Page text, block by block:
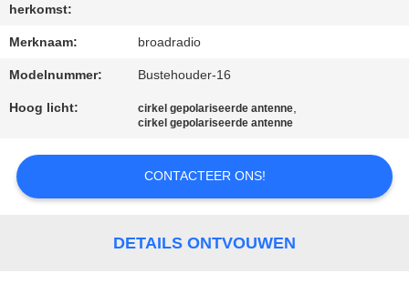
ONS
ALLE
GEVALLEN
herkomst:
Merknaam: broadradio
Modelnummer: Bustehouder-16
Hoog licht: cirkel gepolariseerde antenne,
cirkel gepolariseerde antenne
CONTACTEER ONS!
DETAILS ONTVOUWEN